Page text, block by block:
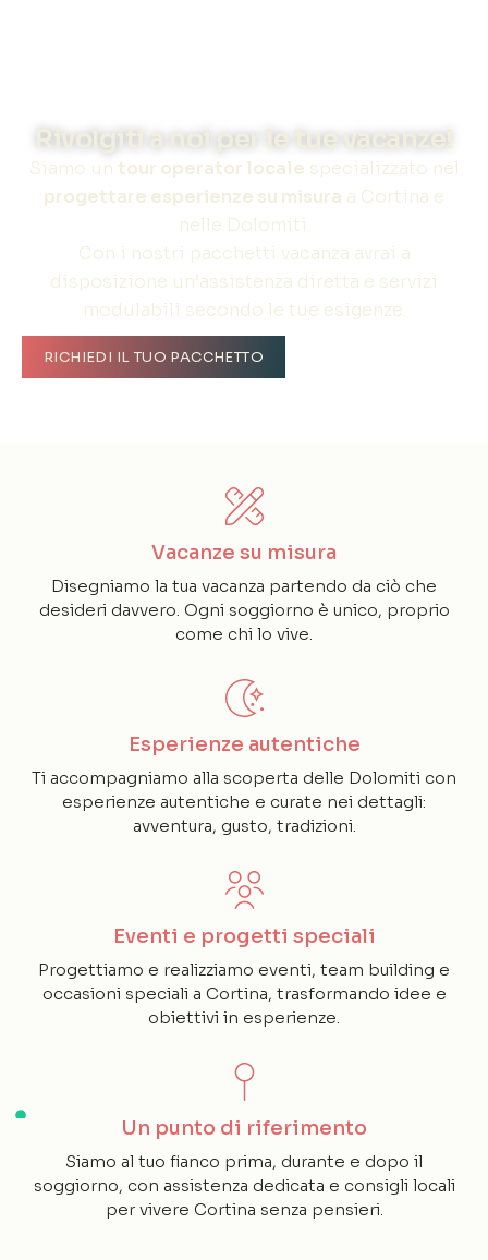
Rivolgiti a noi per le tue vacanze!
Siamo un tour operator locale specializzato nel
progettare esperienze su misura a Cortina e
nelle Dolomiti.
Con i nostri pacchetti vacanza avrai a
disposizione un’assistenza diretta e servizi
modulabili secondo le tue esigenze.
RICHIEDI IL TUO PACCHETTO
Vacanze su misura
Disegniamo la tua vacanza partendo da ciò che
desideri davvero. Ogni soggiorno è unico, proprio
come chi lo vive.
Esperienze autentiche
Ti accompagniamo alla scoperta delle Dolomiti con
esperienze autentiche e curate nei dettagli:
avventura, gusto, tradizioni.
Eventi e progetti speciali
Progettiamo e realizziamo eventi, team building e
occasioni speciali a Cortina, trasformando idee e
obiettivi in esperienze.
Un punto di riferimento
Siamo al tuo fianco prima, durante e dopo il
soggiorno, con assistenza dedicata e consigli locali
per vivere Cortina senza pensieri.